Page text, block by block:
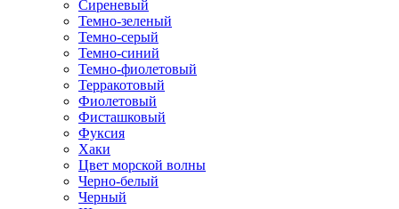
Сиреневый
Темно-зеленый
Темно-серый
Темно-синий
Темно-фиолетовый
Терракотовый
Фиолетовый
Фисташковый
Фуксия
Хаки
Цвет морской волны
Черно-белый
Черный